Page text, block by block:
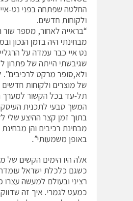
החלטה שפתחה בפני נט-איי
ולקוחות חדשים.
“בראייה לאחור, מספר
מבחינתי היה בזמן הנכון
נט איי כבר עמדה על
שגיבשתי הייתה של פתרון
ולא,סופר מרקט לרכיבים”.
של מוצרים ולקוחות
תל-עד בכל הקשור למערך
המשך טבעי לתכנית
בתוך זמן קצר ההיצע שלי
מבחינת רכיבים והן
באופן משמעותי”.
אלה היו הימים הקשים של
כשגם כלכלת ישראל
רציני ובעולם למעשה עצרו
כמעט לגמרי. איך זה